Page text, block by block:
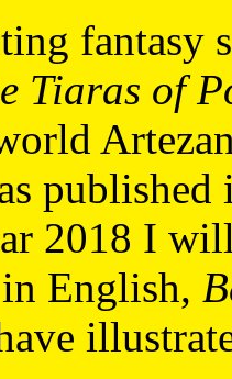
fantasy
Tiaras of
published
2018 I
English,